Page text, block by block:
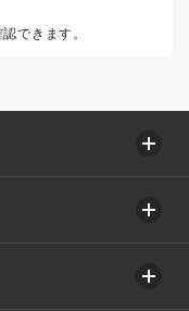
できます。